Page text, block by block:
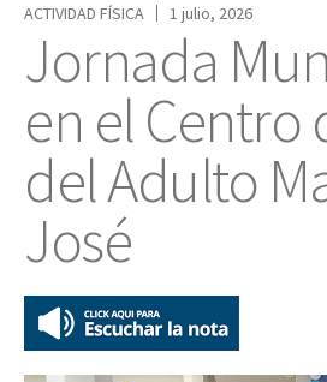
ACTIVIDAD FÍSICA
1 julio, 2026
Jornada
en el Centro
del Adulto
José